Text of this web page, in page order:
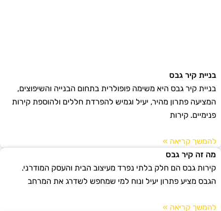
בניית קיר גבס
בניית קיר גבס היא משימה פופולרית בתחום הבנייה והשיפוצים,
המציעה פתרון מהיר, יעיל וגמיש להפרדת חללים ולהוספת קירות
פנימיים. קירות
להמשך קריאה »
מה זה קיר גבס
קירות גבס הם חלק בלתי נפרד מעיצוב הבית והעסק המודרני.
הגבס מציע פתרון יעיל ונוח למי שמחפש לשדרג את המרחב
להמשך קריאה »